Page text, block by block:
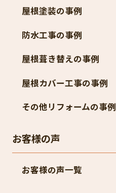
屋根塗装の事例
防水工事の事例
屋根葺き替えの事例
屋根カバー工事の事例
その他リフォームの事例
お客様の声
お客様の声一覧